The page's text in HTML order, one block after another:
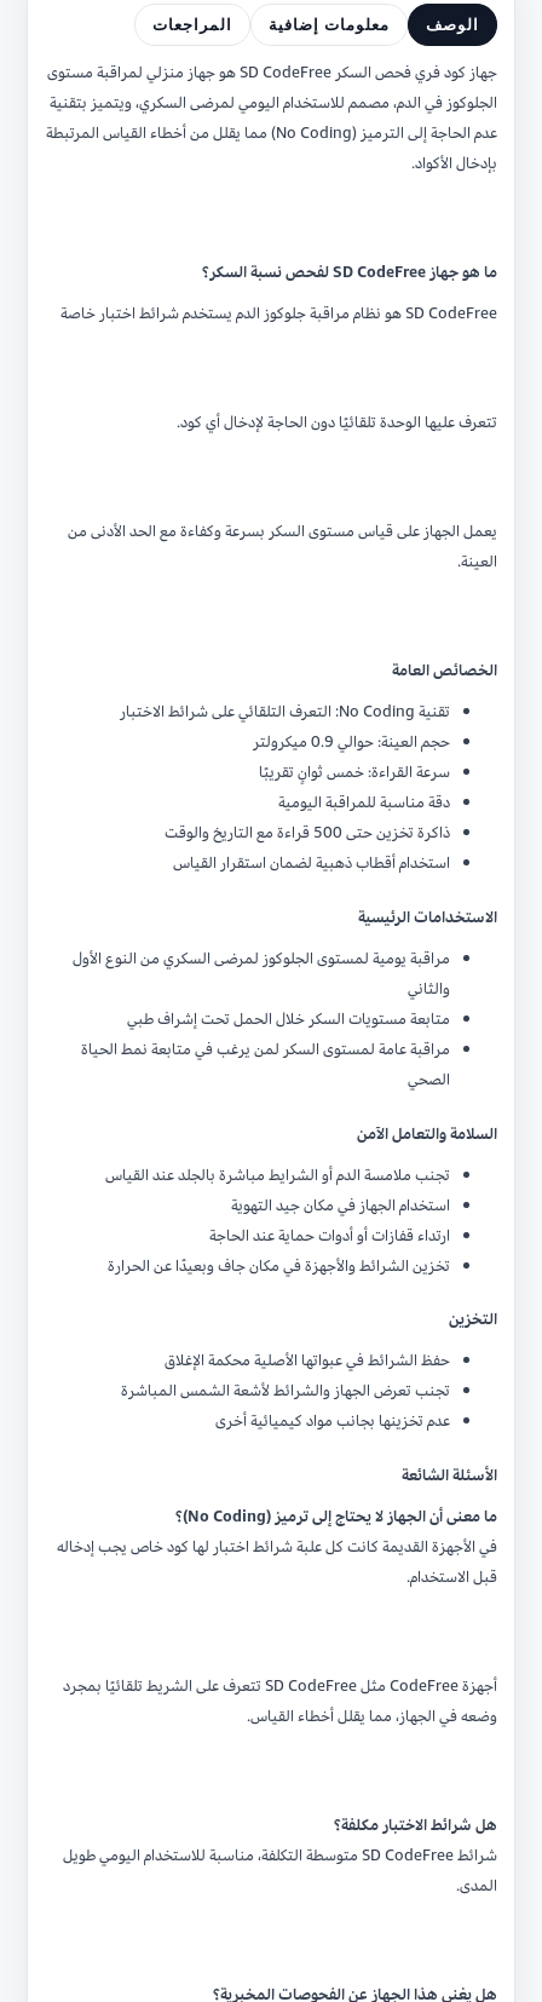
الوصف معلومات إضافية المراجعات
جهاز كود فري فحص السكر SD CodeFree هو جهاز منزلي لمراقبة مستوى
الجلوكوز في الدم، مصمم للاستخدام اليومي لمرضى السكري، ويتميز بتقنية
عدم الحاجة إلى الترميز (No Coding) مما يقلل من أخطاء القياس المرتبطة
بإدخال الأكواد.
ما هو جهاز SD CodeFree لفحص نسبة السكر؟
SD CodeFree هو نظام مراقبة جلوكوز الدم يستخدم شرائط اختبار خاصة
تتعرف عليها الوحدة تلقائيًا دون الحاجة لإدخال أي كود.
يعمل الجهاز على قياس مستوى السكر بسرعة وكفاءة مع الحد الأدنى من
العينة.
الخصائص العامة
تقنية No Coding: التعرف التلقائي على شرائط الاختبار
حجم العينة: حوالي 0.9 ميكرولتر
سرعة القراءة: خمس ثوانٍ تقريبًا
دقة مناسبة للمراقبة اليومية
ذاكرة تخزين حتى 500 قراءة مع التاريخ والوقت
استخدام أقطاب ذهبية لضمان استقرار القياس
الاستخدامات الرئيسية
مراقبة يومية لمستوى الجلوكوز لمرضى السكري من النوع الأول
والثاني
متابعة مستويات السكر خلال الحمل تحت إشراف طبي
مراقبة عامة لمستوى السكر لمن يرغب في متابعة نمط الحياة
الصحي
السلامة والتعامل الآمن
تجنب ملامسة الدم أو الشرايط مباشرة بالجلد عند القياس
استخدام الجهاز في مكان جيد التهوية
ارتداء قفازات أو أدوات حماية عند الحاجة
تخزين الشرائط والأجهزة في مكان جاف وبعيدًا عن الحرارة
التخزين
حفظ الشرائط في عبواتها الأصلية محكمة الإغلاق
تجنب تعرض الجهاز والشرائط لأشعة الشمس المباشرة
عدم تخزينها بجانب مواد كيميائية أخرى
الأسئلة الشائعة
ما معنى أن الجهاز لا يحتاج إلى ترميز (No Coding)؟
في الأجهزة القديمة كانت كل علبة شرائط اختبار لها كود خاص يجب إدخاله
قبل الاستخدام.
أجهزة CodeFree مثل SD CodeFree تتعرف على الشريط تلقائيًا بمجرد
وضعه في الجهاز، مما يقلل أخطاء القياس.
هل شرائط الاختبار مكلفة؟
شرائط SD CodeFree متوسطة التكلفة، مناسبة للاستخدام اليومي طويل
المدى.
هل يغني هذا الجهاز عن الفحوصات المخبرية؟